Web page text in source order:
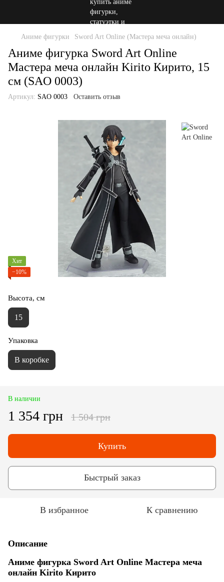
Аниме фигурки Sword Art Online (Мастера меча онлайн)
Аниме фигурка Sword Art Online
Мастера меча онлайн Kirito Кирито, 15
см (SAO 0003)
Артикул: SAO 0003 Оставить отзыв
Хит
−10%
Высота, см
15
Упаковка
В коробке
В наличии
1 354 грн 1 504 грн
Купить
Быстрый заказ
В избранное К сравнению
Описание
Аниме фигурка Sword Art Online Мастера меча
онлайн Kirito Кирито